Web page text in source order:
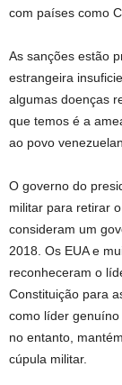
com países como
As sanções estão
estrangeira
algumas doenças
que temos é a
ao povo
O governo do
militar para retirar
consideram um
2018. Os EUA e
reconheceram o
Constituição para
como líder genuíno
no entanto,
cúpula militar.